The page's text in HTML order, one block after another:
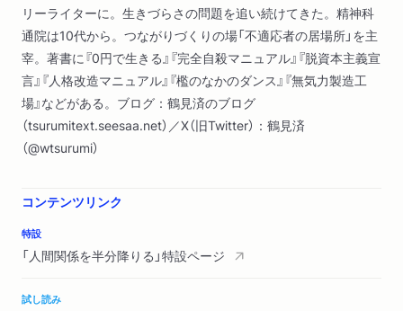
リーライターに。生きづらさの問題を追い続けてきた。精神科
通院は10代から。つながりづくりの場「不適応者の居場所」を主
宰。著書に『0円で生きる』『完全自殺マニュアル』『脱資本主義宣
言』『人格改造マニュアル』『檻のなかのダンス』『無気力製造工
場』などがある。ブログ：鶴見済のブログ
（tsurumitext.seesaa.net）／X（旧Twitter）：鶴見済
（@wtsurumi）
コンテンツリンク
特設
「人間関係を半分降りる」特設ページ
試し読み